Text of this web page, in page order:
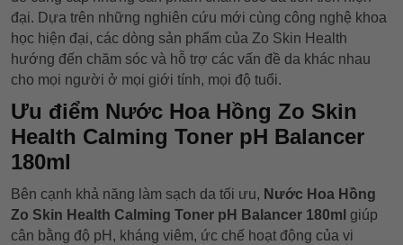
đại. Dựa trên những nghiên cứu mới cùng công nghệ khoa
học hiện đại, các dòng sản phẩm của Zo Skin Health
hướng đến chăm sóc và hỗ trợ các vấn đề da khác nhau
cho mọi người ở mọi giới tính, mọi độ tuổi.
Ưu điểm Nước Hoa Hồng Zo Skin
Health Calming Toner pH Balancer
180ml
Bên cạnh khả năng làm sạch da tối ưu, Nước Hoa Hồng
Zo Skin Health Calming Toner pH Balancer 180ml giúp
cân bằng độ pH, kháng viêm, ức chế hoạt động của vi